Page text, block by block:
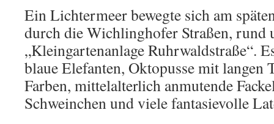
Ein Lichtermeer bewegte sich am
durch die Wichlinghofer Straßen, rund
„Kleingartenanlage Ruhrwaldstraße“.
blaue Elefanten, Oktopusse mit langen
Farben, mittelalterlich anmutende
Schweinchen und viele fantasievolle